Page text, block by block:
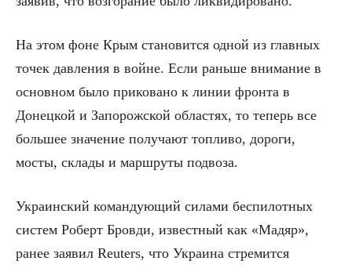
На этом фоне Крым становится одной из главных
точек давления в войне. Если раньше внимание в
основном было приковано к линии фронта в
Донецкой и Запорожской областях, то теперь все
большее значение получают топливо, дороги,
мосты, склады и маршруты подвоза.
Украинский командующий силами беспилотных
систем Роберт Бровди, известный как «Мадяр»,
ранее заявил Reuters, что Украина стремится